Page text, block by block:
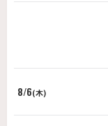
8/6(木)